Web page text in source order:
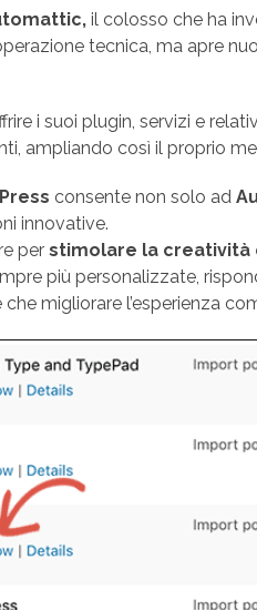
il colosso che ha
tecnica, ma apre
i suoi plugin, servizi e
ampliando così il proprio
consente non solo ad
innovative.
per stimolare la creatività
più personalizzate,
migliorare l’esperienza